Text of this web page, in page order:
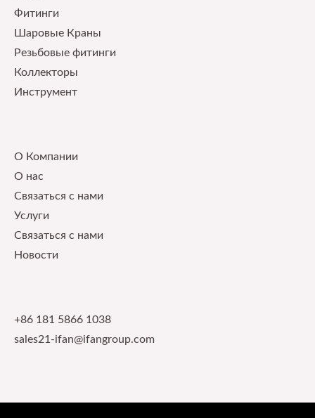
Фитинги
Шаровые Краны
Pезьбовые фитинги
Коллекторы
Инструмент
О Компании
О нас
Связаться с нами
Услуги
Связаться с нами
Новости
+86 181 5866 1038
sales21-ifan@ifangroup.com